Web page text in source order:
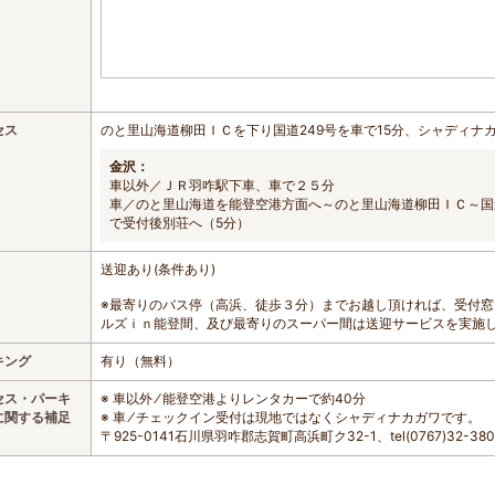
ス のと里山海道柳田ＩＣを下り国道249号を車で15分、シャディナ
金沢：
車以外／ＪＲ羽咋駅下車、車で２５分
車／のと里山海道を能登空港方面へ～のと里山海道柳田ＩＣ～
で受付後別荘へ（5分）
送迎あり(条件あり)
※最寄りのバス停（高浜、徒歩３分）までお越し頂ければ、受付
ルズｉｎ能登間、及び最寄りのスーパー間は送迎サービスを実施
ング 有り（無料）
ス・パーキ
関する補足
※ 車以外 ⁄ 能登空港よりレンタカーで約40分
※ 車 ⁄ チェックイン受付は現地ではなくシャディナカガワです。
〒925-0141石川県羽咋郡志賀町高浜町ク32-1、tel(0767)32-